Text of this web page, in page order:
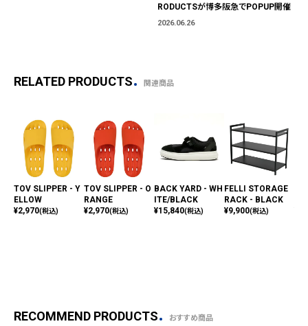
RODUCTSが博多阪急でPOPUP開催
2026.06.26
RELATED PRODUCTS 関連商品
TOV SLIPPER - Y
ELLOW
¥2,970(税込)
TOV SLIPPER - O
RANGE
¥2,970(税込)
BACK YARD - WH
ITE/BLACK
¥15,840(税込)
FELLI STORAGE
RACK - BLACK
¥9,900(税込)
RECOMMEND PRODUCTS おすすめ商品